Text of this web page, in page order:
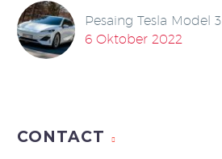
Pesaing Tesla Model 3
6 Oktober 2022
CONTACT